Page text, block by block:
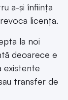
a-și înființa
licența.
la noi
deoarece e
existente
transfer de